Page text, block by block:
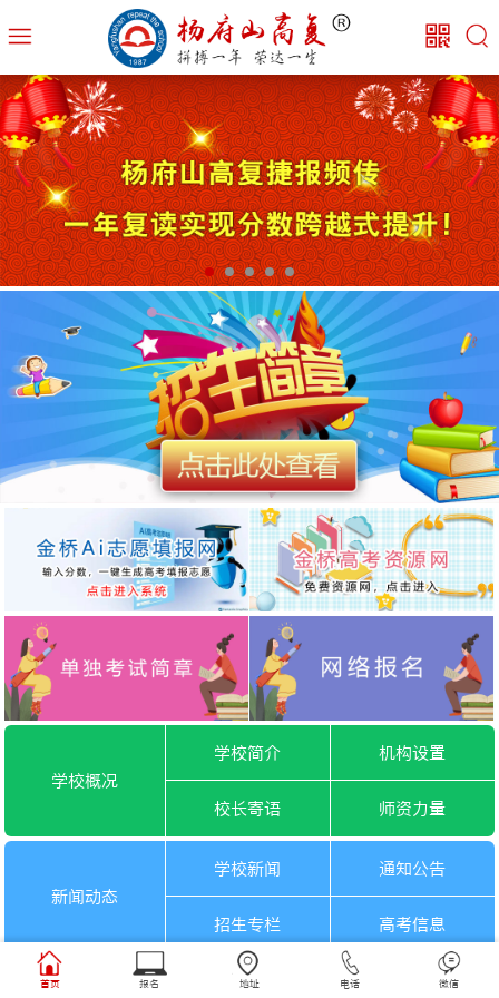
学校概况
学校简介 机构设置
校长寄语 师资力量
新闻动态
学校新闻 通知公告
招生专栏 高考信息
一月选考 六月选考
首页 报名 地址 电话 微信